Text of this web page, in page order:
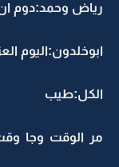
رياض وحمد:دوم
ابوخلدون:اليوم
الكل:طيب
مر الوقت وجا